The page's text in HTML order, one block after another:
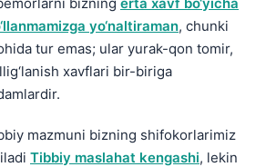
yo‘naltiraman, chunki
tur emas; ular yurak-qon tomir,
xavflari bir-biriga
mazmuni bizning shifokorlarimiz
Tibbiy maslahat kengashi, lekin